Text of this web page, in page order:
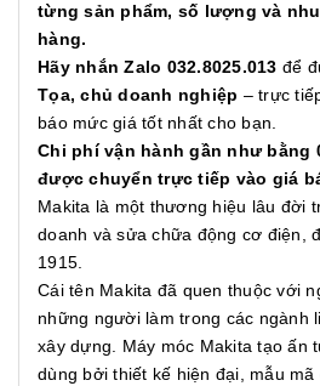
từng sản phẩm, số lượng và
hàng.
Hãy nhắn Zalo 032.8025.013 để
Tọa, chủ doanh nghiệp – trực
báo mức giá tốt nhất cho bạn.
Chi phí vận hành gần như bằng
được chuyển trực tiếp vào giá
Makita là một thương hiệu lâu đời
doanh và sửa chữa động cơ điện,
1915.
Cái tên Makita đã quen thuộc với
những người làm trong các ngành
xây dựng. Máy móc Makita tạo ấn
dùng bởi thiết kế hiện đại, mẫu